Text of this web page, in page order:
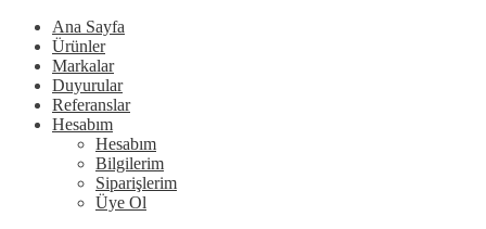
Ana Sayfa
Ürünler
Markalar
Duyurular
Referanslar
Hesabım
Hesabım
Bilgilerim
Siparişlerim
Üye Ol